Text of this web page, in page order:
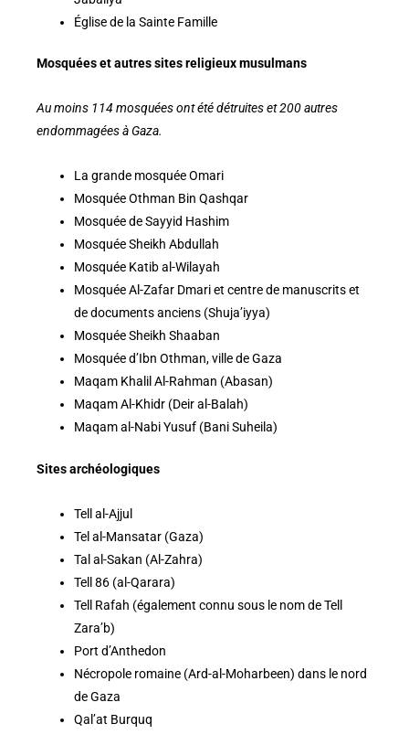
Église de la Sainte Famille
Mosquées et autres sites religieux musulmans
Au moins 114 mosquées ont été détruites et 200 autres
endommagées à Gaza.
La grande mosquée Omari
Mosquée Othman Bin Qashqar
Mosquée de Sayyid Hashim
Mosquée Sheikh Abdullah
Mosquée Katib al-Wilayah
Mosquée Al-Zafar Dmari et centre de manuscrits et
de documents anciens (Shuja’iyya)
Mosquée Sheikh Shaaban
Mosquée d’Ibn Othman, ville de Gaza
Maqam Khalil Al-Rahman (Abasan)
Maqam Al-Khidr (Deir al-Balah)
Maqam al-Nabi Yusuf (Bani Suheila)
Sites archéologiques
Tell al-Ajjul
Tel al-Mansatar (Gaza)
Tal al-Sakan (Al-Zahra)
Tell 86 (al-Qarara)
Tell Rafah (également connu sous le nom de Tell
Zara’b)
Port d’Anthedon
Nécropole romaine (Ard-al-Moharbeen) dans le nord
de Gaza
Qal’at Burquq